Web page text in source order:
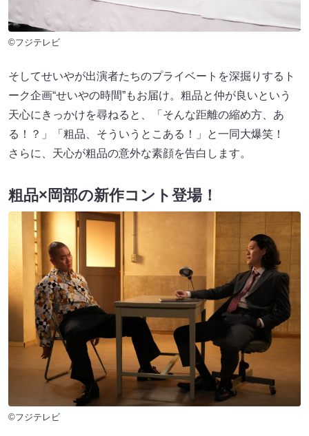
©フジテレビ
そしてせいやが出演者たちのプライベートを深掘りするト
ーク企画“せいやの時間”もお届け。粗品と仲が良いという
天心にきっかけを尋ねると、「そんな距離の縮め方、あ
る！？」「粗品、そういうとこある！」と一同大爆笑！
さらに、天心が粗品の意外な素顔を告白します。
粗品×岡部の新作コント登場！
©フジテレビ